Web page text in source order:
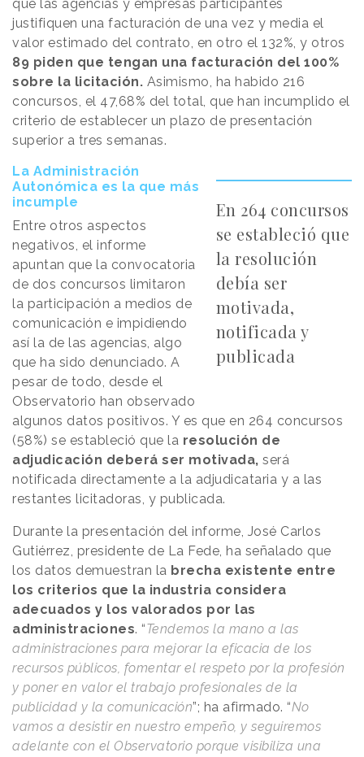
que las agencias y empresas participantes
justifiquen una facturación de una vez y media el
valor estimado del contrato, en otro el 132%, y otros
89 piden que tengan una facturación del 100%
sobre la licitación. Asimismo, ha habido 216
concursos, el 47,68% del total, que han incumplido el
criterio de establecer un plazo de presentación
superior a tres semanas.
En 264 concursos
se estableció que
la resolución
debía ser
motivada,
notificada y
publicada
La Administración
Autonómica es la que más
incumple
Entre otros aspectos
negativos, el informe
apuntan que la convocatoria
de dos concursos limitaron
la participación a medios de
comunicación e impidiendo
así la de las agencias, algo
que ha sido denunciado. A
pesar de todo, desde el
Observatorio han observado
algunos datos positivos. Y es que en 264 concursos
(58%) se estableció que la resolución de
adjudicación deberá ser motivada, será
notificada directamente a la adjudicataria y a las
restantes licitadoras, y publicada.
Durante la presentación del informe, José Carlos
Gutiérrez, presidente de La Fede, ha señalado que
los datos demuestran la brecha existente entre
los criterios que la industria considera
adecuados y los valorados por las
administraciones. “Tendemos la mano a las
administraciones para mejorar la eficacia de los
recursos públicos, fomentar el respeto por la profesión
y poner en valor el trabajo profesionales de la
publicidad y la comunicación”; ha afirmado. “No
vamos a desistir en nuestro empeño, y seguiremos
adelante con el Observatorio porque visibiliza una